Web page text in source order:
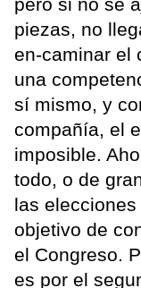
pero si no se
piezas, no
en-caminar el
una
sí mismo, y
compañía, el
imposible.
todo, o de
las
objetivo de
el Congreso.
es por el